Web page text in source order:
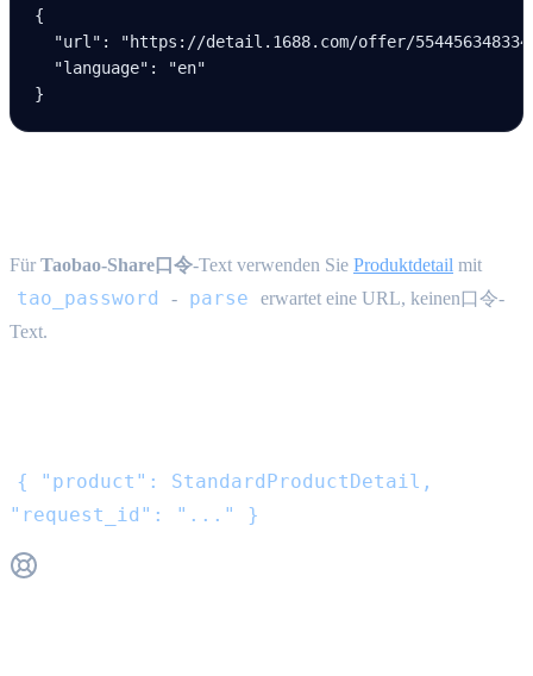
{
  "url"
:
"https://detail.1688.com/offer/
  "language"
:
"en"
}
Für Taobao-Share口令-Text verwenden Sie Produktdetail mit
tao_password - parse
erwartet eine URL, keinen口令-
Text.
{ "product": StandardProductDetail,
"request_id": "..." }